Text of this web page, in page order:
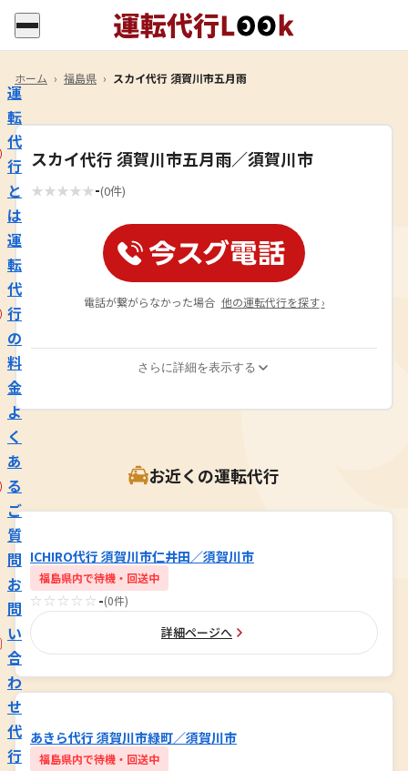
運
転
代
行
と
は
運
転
代
行
の
料
金
よ
く
あ
る
ご
質
問
お
問
い
合
わ
せ
代
行
ホーム › 福島県 › スカイ代行 須賀川市五月雨
スカイ代行 須賀川市五月雨／須賀川市
★★★★★-(0件)
電話が繋がらなかった場合 他の運転代行を探す ›
さらに詳細を表示する
お近くの運転代行
ICHIRO代行 須賀川市仁井田／須賀川市
福島県内で待機・回送中
☆☆☆☆☆ -(0件)
詳細ページへ
あきら代行 須賀川市緑町／須賀川市
福島県内で待機・回送中